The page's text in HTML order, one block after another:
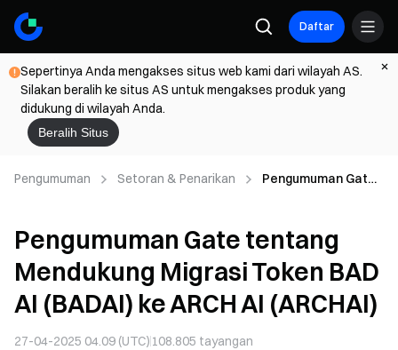
Daftar
Sepertinya Anda mengakses situs web kami dari wilayah AS.
Silakan beralih ke situs AS untuk mengakses produk yang
didukung di wilayah Anda.
Beralih Situs
Pengumuman Setoran & Penarikan
Pengumuman Gate
AI (BADAI) ke ARCH
AI (ARCHAI)
Pengumuman Gate tentang
Mendukung Migrasi Token BAD
AI (BADAI) ke ARCH AI (ARCHAI)
27-04-2025 04.09 (UTC) 108.805 tayangan